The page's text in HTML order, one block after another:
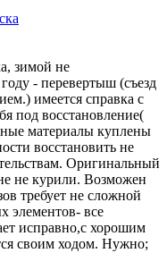
зимой не
- перевертыш (съезд
имеется справка с
под восстановление(
материалы куплены
восстановить не
Оригинальный
не курили. Возможен
требует не сложной
элементов- все
исправно,с хорошим
своим ходом. Нужно;